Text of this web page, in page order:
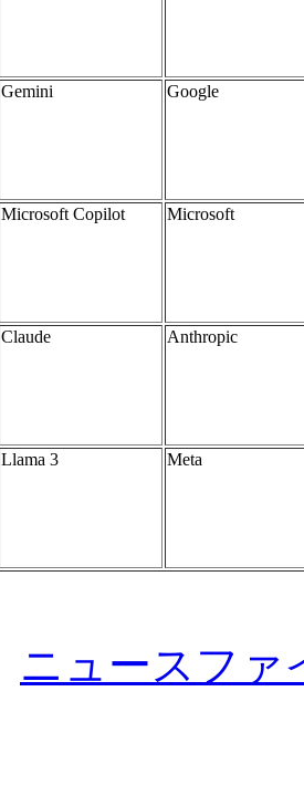
Gemini Google
Microsoft Copilot Microsoft
Claude Anthropic
Llama 3 Meta
ニュースファ